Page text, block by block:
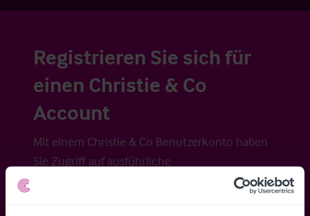
Registrieren Sie sich für
einen Christie & Co
Account
Mit einem Christie & Co Benutzerkonto haben
Sie Zugriff auf ausführliche
Veraufsinformationen, erweiterte Suche über